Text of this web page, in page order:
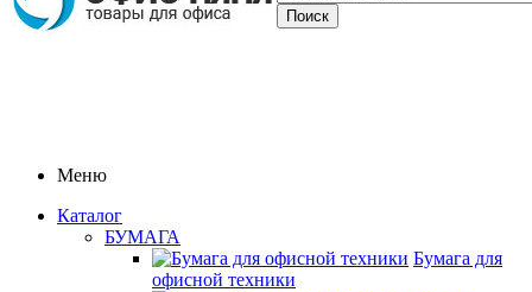
Меню
Каталог
БУМАГА
Бумага для
офисной техники